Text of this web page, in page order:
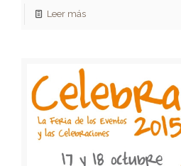
Leer más